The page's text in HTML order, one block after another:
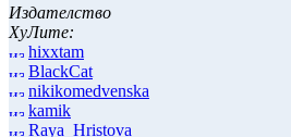
Издателство
ХуЛите:
hixxtam
BlackCat
nikikomedvenska
kamik
Raya_Hristova